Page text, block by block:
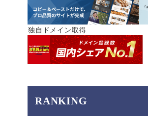
独自ドメイン取得
RANKING